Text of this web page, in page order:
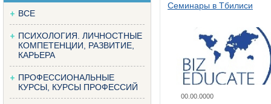
ВСЕ
ПСИХОЛОГИЯ. ЛИЧНОСТНЫЕ
КОМПЕТЕНЦИИ, РАЗВИТИЕ,
КАРЬЕРА
ПРОФЕССИОНАЛЬНЫЕ
КУРСЫ, КУРСЫ ПРОФЕССИЙ
Семинары в Тбилиси
00.00.0000